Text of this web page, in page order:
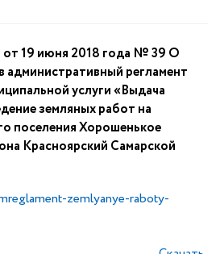
19 июня 2018 года № 39 О
административный регламент
услуги «Выдача
земляных работ на
поселения Хорошенькое
Красноярский Самарской
zemlyanye-raboty-